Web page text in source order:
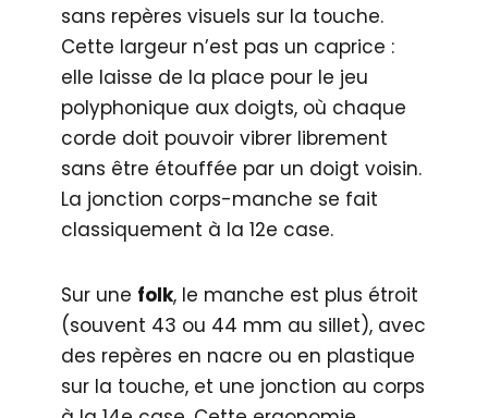
sans repères visuels sur la touche.
Cette largeur n’est pas un caprice :
elle laisse de la place pour le jeu
polyphonique aux doigts, où chaque
corde doit pouvoir vibrer librement
sans être étouffée par un doigt voisin.
La jonction corps-manche se fait
classiquement à la 12e case.
Sur une folk, le manche est plus étroit
(souvent 43 ou 44 mm au sillet), avec
des repères en nacre ou en plastique
sur la touche, et une jonction au corps